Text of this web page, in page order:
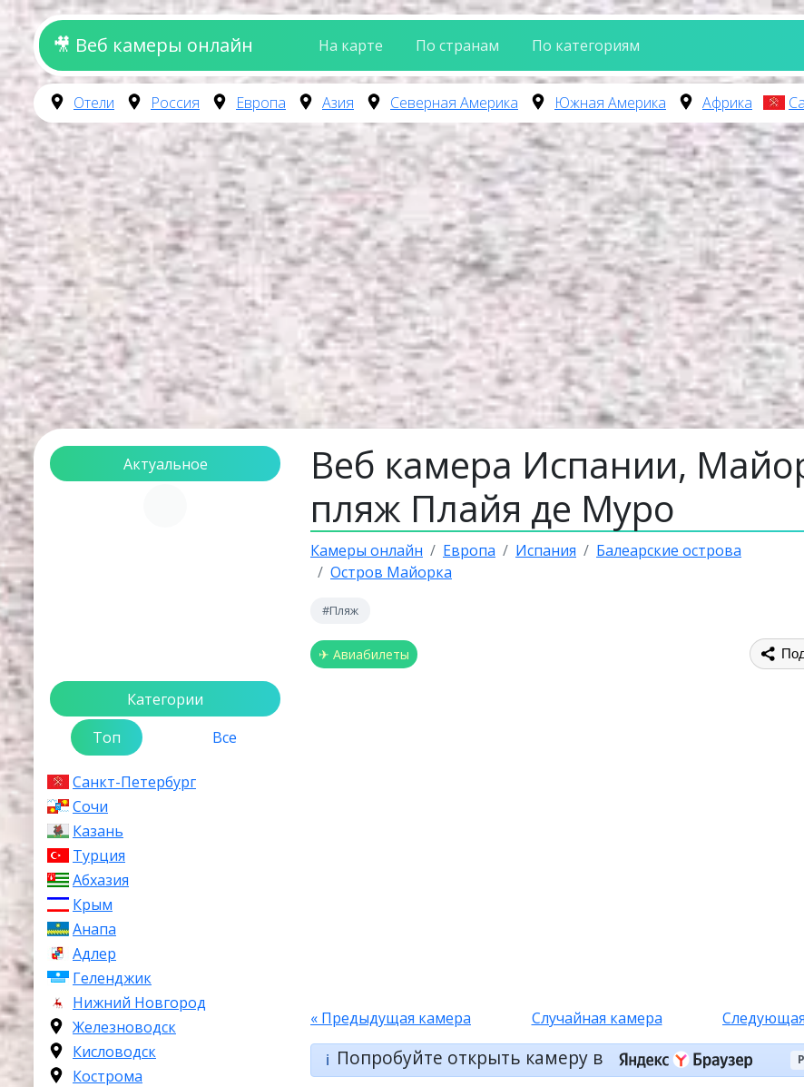
🎥 Веб камеры онлайн На карте По странам По категориям
Отели Россия Европа Азия Северная Америка Южная Америка Африка
Актуальное
Категории
Топ
Все
Санкт-Петербург
Сочи
Казань
Турция
Абхазия
Крым
Анапа
Адлер
Геленджик
Нижний Новгород
Железноводск
Кисловодск
Кострома
Веб камера Испании,
пляж Плайя де Муро
Камеры онлайн Европа Испания
Балеарские острова
Остров Майорка
#Пляж
✈ Авиабилеты
« Предыдущая камера Случайная камера
ℹ️ Попробуйте открыть камеру в